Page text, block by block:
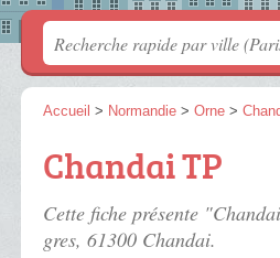
Accueil > Normandie > Orne >
Chandai TP
Cette fiche présente
gres, 61300 Chandai.